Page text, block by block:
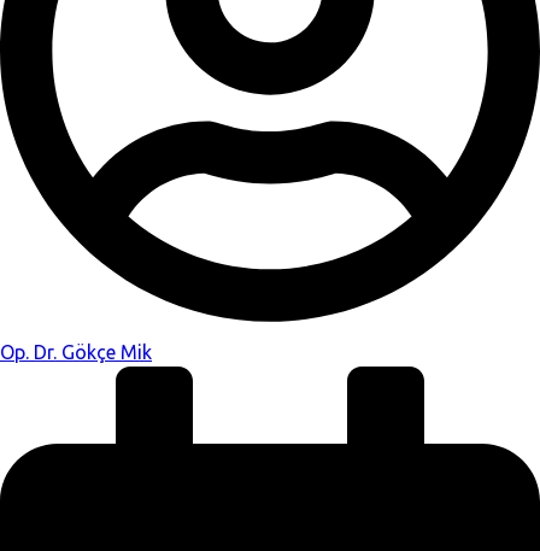
Op. Dr. Gökçe Mik